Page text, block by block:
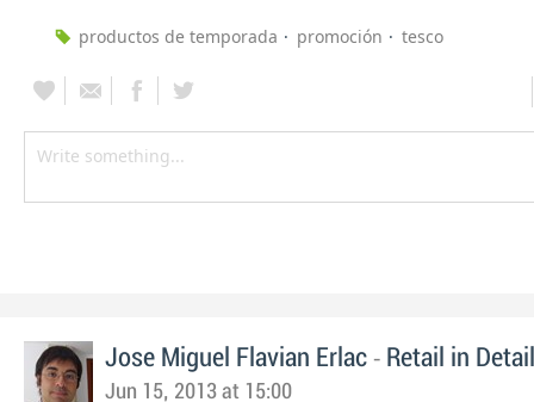
productos de temporada promoción tesco
Jose Miguel Flavian Erlac - Retail in Detail
Jun 15, 2013 at 15:00